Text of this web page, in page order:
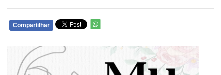
Compartilhar